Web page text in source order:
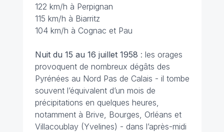
122 km/h à Perpignan
115 km/h à Biarritz
104 km/h à Cognac et Pau
Nuit du 15 au 16 juillet 1958 : les orages
provoquent de nombreux dégâts des
Pyrénées au Nord Pas de Calais - il tombe
souvent l’équivalent d’un mois de
précipitations en quelques heures,
notamment à Brive, Bourges, Orléans et
Villacoublay (Yvelines) - dans l’après-midi